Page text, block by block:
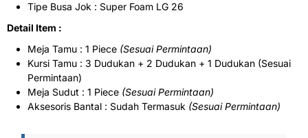
Tipe Busa Jok : Super Foam LG 26
Detail Item :
Meja Tamu : 1 Piece (Sesuai Permintaan)
Kursi Tamu : 3 Dudukan + 2 Dudukan + 1 Dudukan (Sesuai
Permintaan)
Meja Sudut : 1 Piece (Sesuai Permintaan)
Aksesoris Bantal : Sudah Termasuk (Sesuai Permintaan)